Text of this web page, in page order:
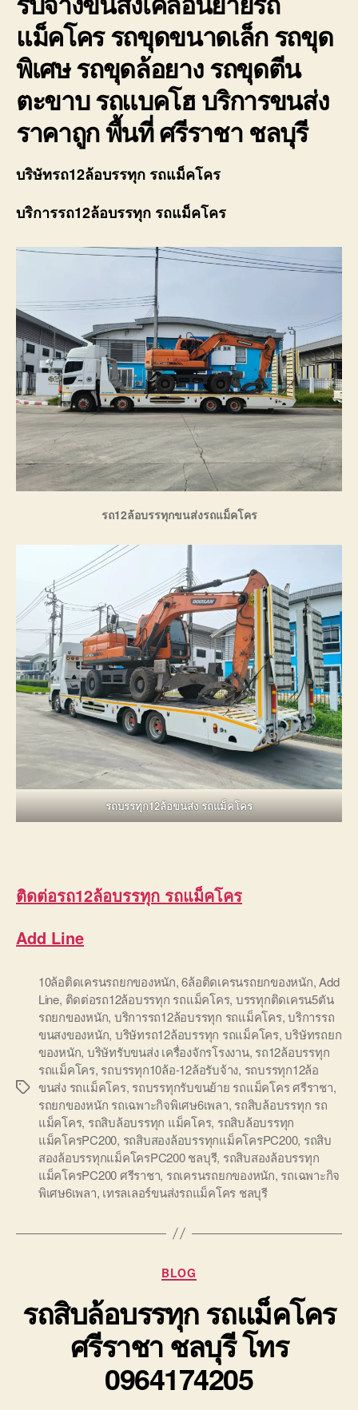
แม็คโคร รถขุดขนาดเล็ก รถขุด
พิเศษ รถขุดล้อยาง รถขุดตีน
ตะขาบ รถแบคโฮ บริการขนส่ง
ราคาถูก พื้นที่ ศรีราชา ชลบุรี
บริษัทรถ12ล้อบรรทุก รถแม็คโคร
บริการรถ12ล้อบรรทุก รถแม็คโคร
รถ12ล้อบรรทุกขนส่งรถแม็คโคร
รถบรรทุก12ล้อขนส่ง รถแม็คโคร
ติดต่อรถ12ล้อบรรทุก รถแม็คโคร
Add Line
Tags
10ล้อติดเครนรถยกของหนัก,6ล้อติดเครนรถยกของหนัก,Add
Line, ติดต่อรถ12ล้อบรรทุก รถแม็คโคร, บรรทุกติดเครน5ตัน
รถยกของหนัก, บริการรถ12ล้อบรรทุก รถแม็คโคร,บริการรถ
ขนสงของหนัก, บริษัทรถ12ล้อบรรทุก รถแม็คโคร,บริษัทรถยก
ของหนัก, บริษัทรับขนส่ง เครื่องจักรโรงงาน, รถ12ล้อบรรทุก
รถแม็คโคร, รถบรรทุก10ล้อ-12ล้อรับจ้าง, รถบรรทุก12ล้อ
ขนส่ง รถแม็คโคร, รถบรรทุกรับขนย้าย รถแม็คโคร ศรีราชา,
รถยกของหนัก รถเฉพาะกิจพิเศษ6เพลา, รถสิบล้อบรรทุก รถ
แม็คโคร, รถสิบล้อบรรทุก แม็คโคร, รถสิบล้อบรรทุก
แม็คโครPC200, รถสิบสองล้อบรรทุกแม็คโครPC200, รถสิบ
สองล้อบรรทุกแม็คโครPC200 ชลบุรี, รถสิบสองล้อบรรทุก
แม็คโครPC200 ศรีราชา, รถเครนรถยกของหนัก, รถเฉพาะกิจ
พิเศษ6เพลา, เทรลเลอร์ขนส่งรถแม็คโคร ชลบุรี
Categories
BLOG
รถสิบล้อบรรทุก รถแม็คโคร
ศรีราชา ชลบุรี โทร
0964174205